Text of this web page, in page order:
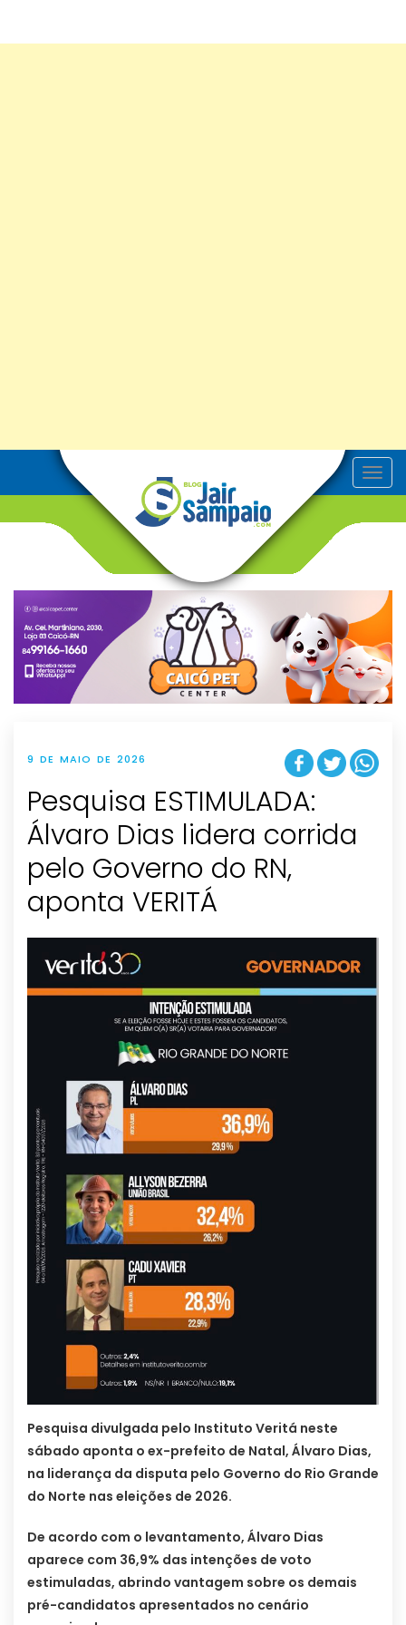
T
o
v
g
t
i
o
n
9 DE MAIO DE 2026
Pesquisa ESTIMULADA:
Álvaro Dias lidera corrida
pelo Governo do RN,
aponta VERITÁ
Pesquisa divulgada pelo Instituto Veritá neste
sábado aponta o ex-prefeito de Natal, Álvaro Dias,
na liderança da disputa pelo Governo do Rio Grande
do Norte nas eleições de 2026.
De acordo com o levantamento, Álvaro Dias
aparece com 36,9% das intenções de voto
estimuladas, abrindo vantagem sobre os demais
pré-candidatos apresentados no cenário